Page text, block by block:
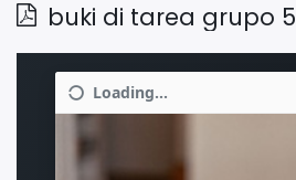
buki di tarea grupo 5